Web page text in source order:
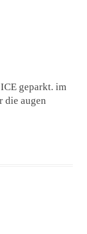
geparkt. im
die augen